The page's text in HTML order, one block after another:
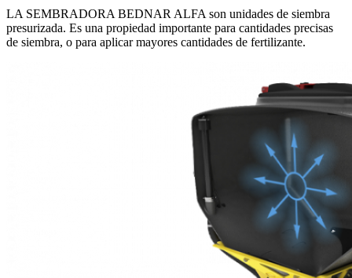
LA SEMBRADORA BEDNAR ALFA son unidades de siembra
presurizada. Es una propiedad importante para cantidades precisas
de siembra, o para aplicar mayores cantidades de fertilizante.